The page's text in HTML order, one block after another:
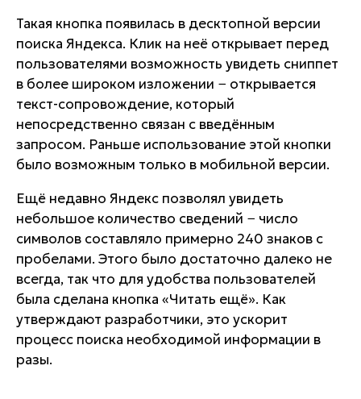
Такая кнопка появилась в десктопной версии
поиска Яндекса. Клик на неё открывает перед
пользователями возможность увидеть сниппет
в более широком изложении − открывается
текст-сопровождение, который
непосредственно связан с введённым
запросом. Раньше использование этой кнопки
было возможным только в мобильной версии.
Ещё недавно Яндекс позволял увидеть
небольшое количество сведений − число
символов составляло примерно 240 знаков с
пробелами. Этого было достаточно далеко не
всегда, так что для удобства пользователей
была сделана кнопка «Читать ещё». Как
утверждают разработчики, это ускорит
процесс поиска необходимой информации в
разы.